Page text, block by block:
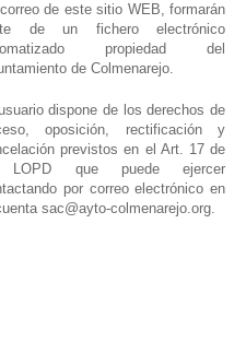
de este sitio WEB, formarán
de un fichero electrónico
propiedad del
de Colmenarejo.
dispone de los derechos de
oposición, rectificación y
previstos en el Art. 17 de
LOPD que puede ejercer
por correo electrónico en
sac@ayto-colmenarejo.org.